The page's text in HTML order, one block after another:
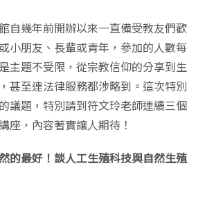
自幾年前開辦以來一直備受教友們歡
小朋友、長輩或青年，參加的人數每
主題不受限，從宗教信仰的分享到生
甚至連法律服務都涉略到。這次特別
議題，特別請到符文玲老師連續三個
座，內容著實讓人期待！
的最好！談人工生殖科技與自然生殖